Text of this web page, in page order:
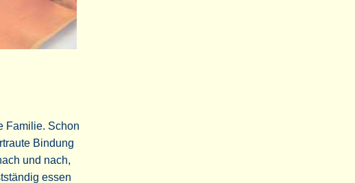
Familie. Schon
Bindung
und nach,
essen